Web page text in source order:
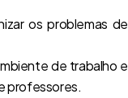
os problemas de
de trabalho e
professores.